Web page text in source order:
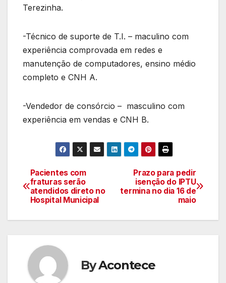
Terezinha.
-Técnico de suporte de T.I. – maculino com
experiência comprovada em redes e
manutenção de computadores, ensino médio
completo e CNH A.
-Vendedor de consórcio – masculino com
experiência em vendas e CNH B.
Navegação
de
artigos
Prazo para pedir
isenção do IPTU
termina no dia 16 de
maio
Pacientes com
fraturas serão
atendidos direto no
Hospital Municipal
ByAcontece